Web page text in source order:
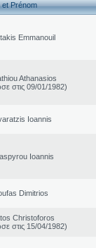
et Prénom
Emmanouil
Athanasios
στις 09/01/1982)
Ioannis
Ioannis
Dimitrios
Christoforos
στις 15/04/1982)